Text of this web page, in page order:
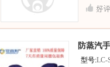
防蒸汽
型号:LC-